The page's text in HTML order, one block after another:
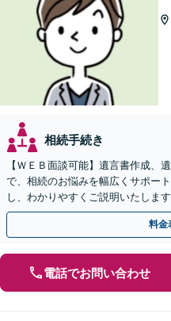
相続手続き
【ＷＥＢ面談可能】遺言書作成、
で、相続のお悩みを幅広くサポー
し、わかりやすくご説明いたしま
的なご負担を減らし、最適な解決
料金
電話でお問い合わせ